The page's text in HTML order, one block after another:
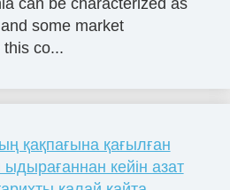
some market
co...
қақпағына қағылған
кейін азат